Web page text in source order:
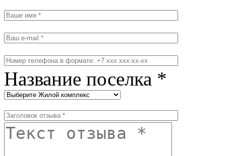
Название поселка *